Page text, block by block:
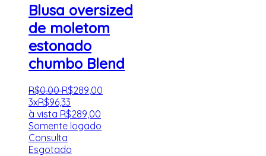
Blusa oversized
de moletom
estonado
chumbo Blend
R$0,00 R$289 00
3xR$96,33
à vista R$289,00
Somente logado
Consulta
Esgotado